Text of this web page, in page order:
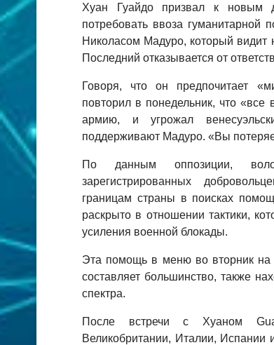
Хуан Гуайдо призвал к новым
потребовать ввоза гуманитарной
Николасом Мадуро, который
Последний отказывается от
Говоря, что он предпочитает
повторил в понедельник, что
армию, и угрожал
поддерживают Мадуро. «Вы
По данным оппозиции,
зарегистрированных
границам страны в поисках
раскрыто в отношении тактики,
усиления военной блокады.
Эта помощь в меню во вторник на
составляет большинство, также
спектра.
После встречи с Хуаном
Великобритании, Италии,